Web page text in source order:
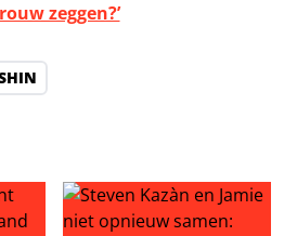
zeggen?’